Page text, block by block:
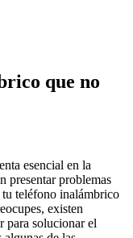
que no
esencial en la
presentar problemas
teléfono inalámbrico
existen
para solucionar el